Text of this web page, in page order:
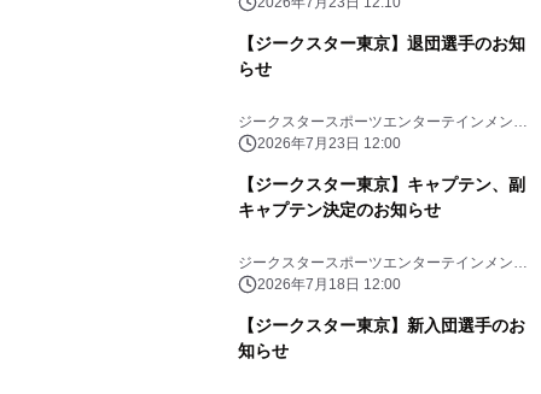
【ジークスター東京】退団選手のお知
らせ
ジークスタースポーツエンターテインメント
株式会社
2026年7月23日 12:00
【ジークスター東京】キャプテン、副
キャプテン決定のお知らせ
ジークスタースポーツエンターテインメント
株式会社
2026年7月18日 12:00
【ジークスター東京】新入団選手のお
知らせ